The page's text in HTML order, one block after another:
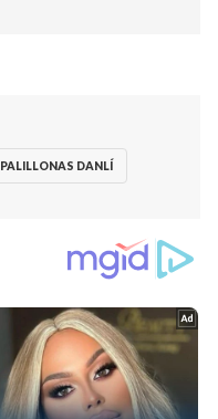
PALILLONAS DANLÍ